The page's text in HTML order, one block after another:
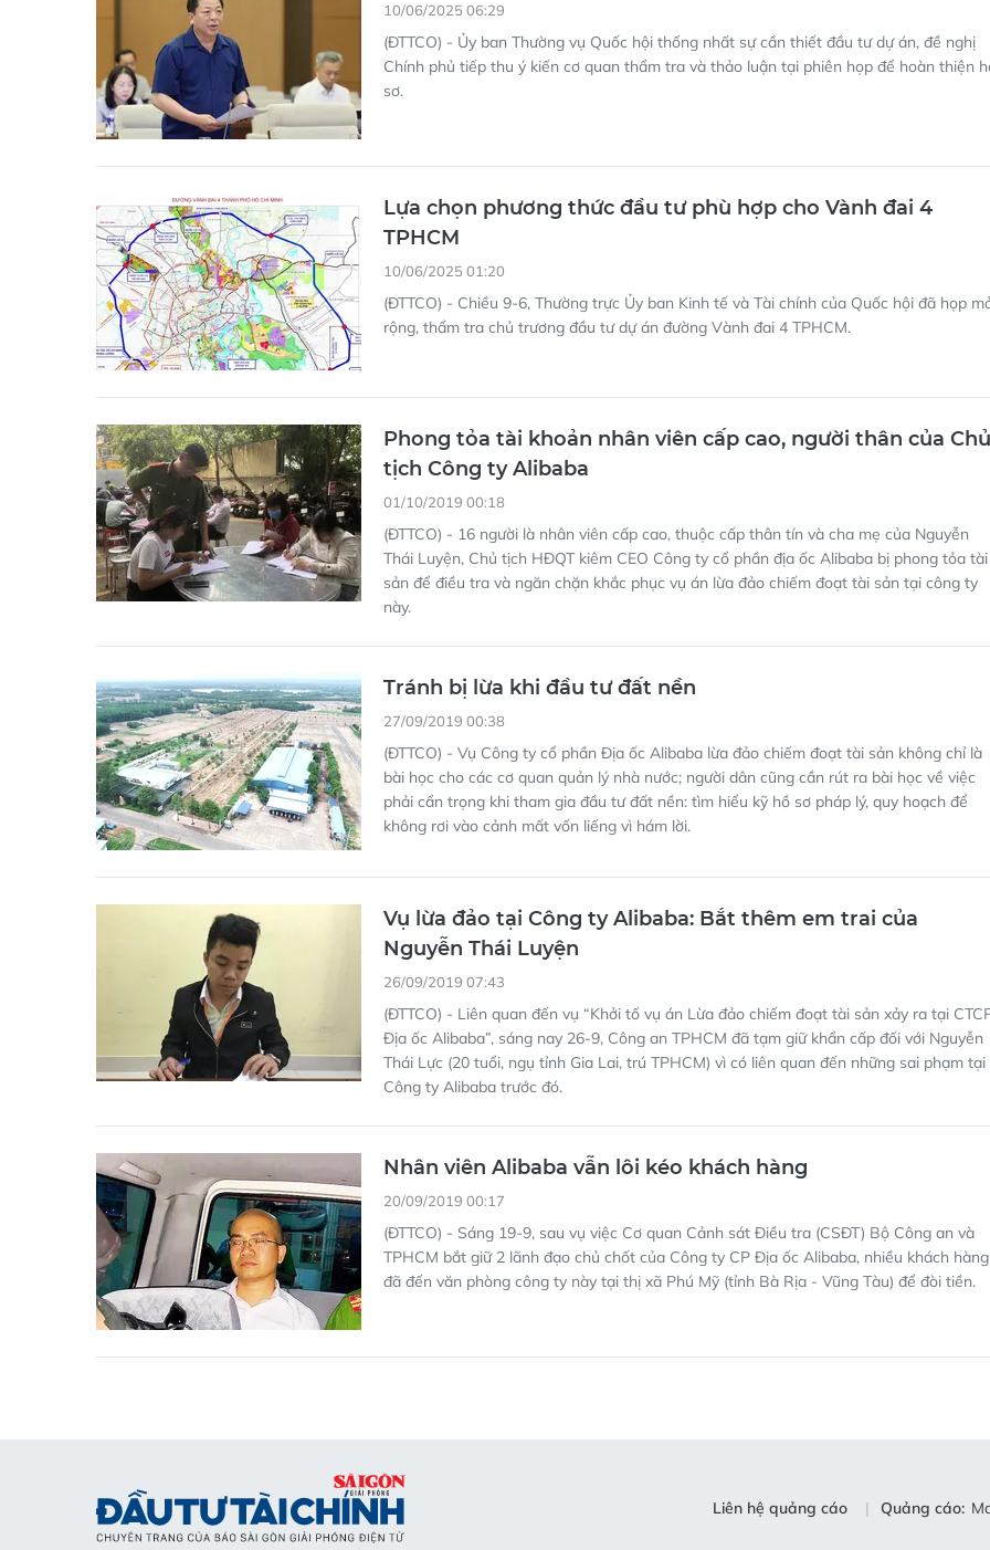
10/06/2025 06:29
(ĐTTCO) - Ủy ban Thường vụ Quốc hội thống nhất sự cần thiết đầu tư dự án, đề nghị
Chính phủ tiếp thu ý kiến cơ quan thẩm tra và thảo luận tại phiên họp để hoàn thiện
sơ.
Lựa chọn phương thức đầu tư phù hợp cho Vành đai 4
TPHCM
10/06/2025 01:20
(ĐTTCO) - Chiều 9-6, Thường trực Ủy ban Kinh tế và Tài chính của Quốc hội đã họp
rộng, thẩm tra chủ trương đầu tư dự án đường Vành đai 4 TPHCM.
Phong tỏa tài khoản nhân viên cấp cao, người thân của Chủ
tịch Công ty Alibaba
01/10/2019 00:18
(ĐTTCO) - 16 người là nhân viên cấp cao, thuộc cấp thân tín và cha mẹ của Nguyễn
Thái Luyện, Chủ tịch HĐQT kiêm CEO Công ty cổ phần địa ốc Alibaba bị phong tỏa tài
sản để điều tra và ngăn chặn khắc phục vụ án lừa đảo chiếm đoạt tài sản tại công ty
này.
Tránh bị lừa khi đầu tư đất nền
27/09/2019 00:38
(ĐTTCO) - Vụ Công ty cổ phần Địa ốc Alibaba lừa đảo chiếm đoạt tài sản không chỉ là
bài học cho các cơ quan quản lý nhà nước; người dân cũng cần rút ra bài học về việc
phải cẩn trọng khi tham gia đầu tư đất nền: tìm hiểu kỹ hồ sơ pháp lý, quy hoạch để
không rơi vào cảnh mất vốn liếng vì hám lời.
Vụ lừa đảo tại Công ty Alibaba: Bắt thêm em trai của
Nguyễn Thái Luyện
26/09/2019 07:43
(ĐTTCO) - Liên quan đến vụ “Khởi tố vụ án Lừa đảo chiếm đoạt tài sản xảy ra tại
Địa ốc Alibaba”, sáng nay 26-9, Công an TPHCM đã tạm giữ khẩn cấp đối với Nguyễn
Thái Lực (20 tuổi, ngụ tỉnh Gia Lai, trú TPHCM) vì có liên quan đến những sai phạm tại
Công ty Alibaba trước đó.
Nhân viên Alibaba vẫn lôi kéo khách hàng
20/09/2019 00:17
(ĐTTCO) - Sáng 19-9, sau vụ việc Cơ quan Cảnh sát Điều tra (CSĐT) Bộ Công an và
TPHCM bắt giữ 2 lãnh đạo chủ chốt của Công ty CP Địa ốc Alibaba, nhiều khách hàng
đã đến văn phòng công ty này tại thị xã Phú Mỹ (tỉnh Bà Rịa - Vũng Tàu) để đòi tiền.
Liên hệ quảng cáo Quảng cáo: